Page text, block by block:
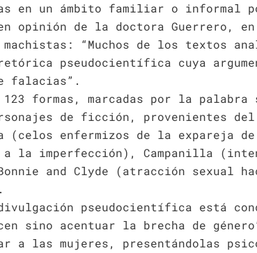
en un ámbito familiar o informal
opinión de la doctora Guerrero, en
machistas: “Muchos de los textos
pseudocientífica cuya
falacias”.
formas, marcadas por la palabra
de ficción, provenientes
(celos enfermizos de la expareja
a la imperfección), Campanilla
and Clyde (atracción sexual
pseudocientífica está
sino acentuar la brecha de
a las mujeres, presentándolas